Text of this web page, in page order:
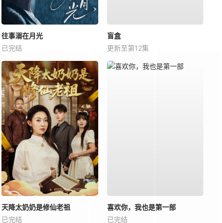
往事溺在月光
已完结
盲盒
更新至第12集
天降太奶奶是修仙老祖
已完结
喜欢你，我也是第一部
已完结